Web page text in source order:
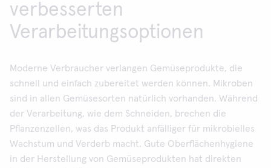
verbesserten
Verarbeitungsoptionen
Moderne Verbraucher verlangen Gemüseprodukte, die
schnell und einfach zubereitet werden können. Mikroben
sind in allen Gemüsesorten natürlich vorhanden. Während
der Verarbeitung, wie dem Schneiden, brechen die
Pflanzenzellen, was das Produkt anfälliger für mikrobielles
Wachstum und Verderb macht. Gute Oberflächenhygiene
in der Herstellung von Gemüseprodukten hat direkten